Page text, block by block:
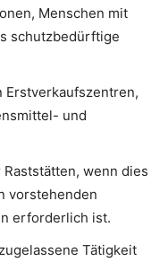
Menschen mit
schutzbedürftige
Erstverkaufszentren,
und
wenn dies
vorstehenden
erforderlich ist.
Tätigkeit